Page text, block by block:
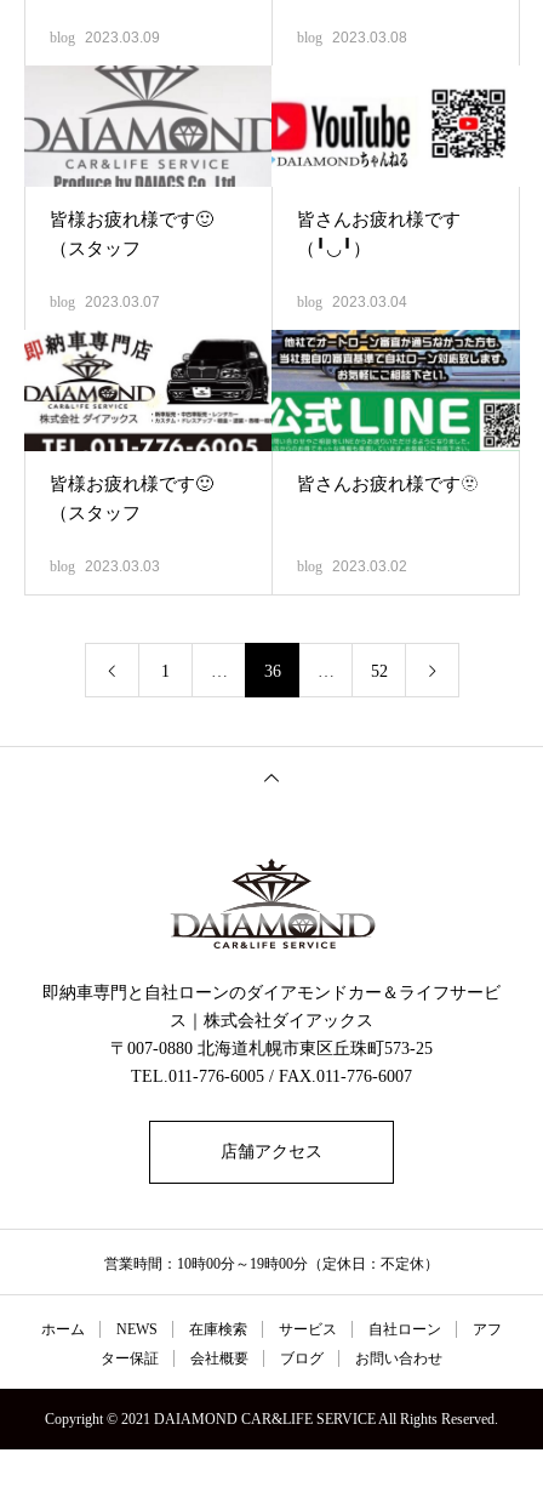
blog 2023.03.09 blog 2023.03.08
皆様お疲れ様です🙂
（スタッフ
blog 2023.03.07
皆さんお疲れ様です
（╹◡╹）
blog 2023.03.04
皆様お疲れ様です🙂
（スタッフ
blog 2023.03.03
皆さんお疲れ様です🫥
blog 2023.03.02
1 … 36 … 52
即納車専門と自社ローンのダイアモンドカー＆ライフサービ
ス｜株式会社ダイアックス
〒007-0880 北海道札幌市東区丘珠町573-25
TEL.011-776-6005 / FAX.011-776-6007
店舗アクセス
営業時間：10時00分～19時00分（定休日：不定休）
ホーム NEWS 在庫検索 サービス 自社ローン
アフ
ター保証
会社概要 ブログ お問い合わせ
Copyright © 2021 DAIAMOND CAR&LIFE SERVICE All Rights Reserved.